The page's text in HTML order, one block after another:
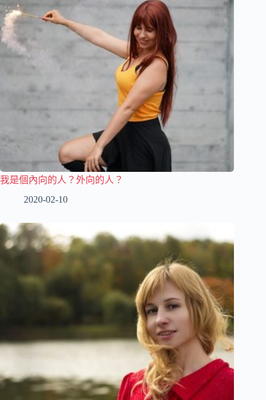
我是個內向的人？外向的人？
2020-02-10